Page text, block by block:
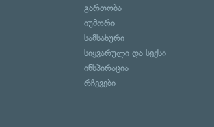
გართობა
იუმორი
სამსახური
სიყვარული და სექსი
ინსპირაცია
რჩევები